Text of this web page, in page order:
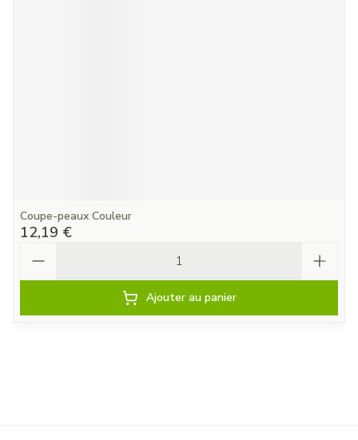
Coupe-peaux Couleur
12,19 €
Ajouter au panier